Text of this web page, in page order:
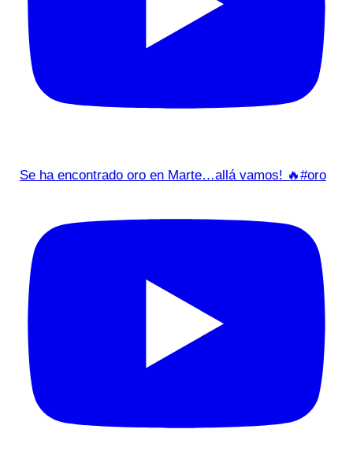
Se ha encontrado oro en Marte…allá vamos! 🔥#oro